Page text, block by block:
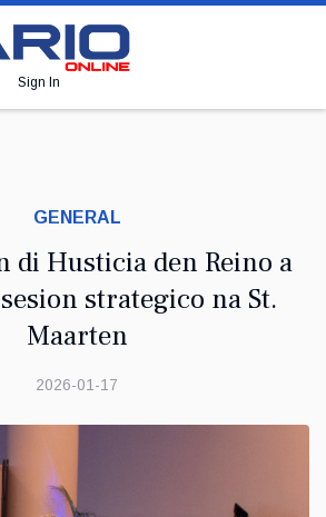
Sign In
GENERAL
di Husticia den Reino a
strategico na St.
Maarten
2026-01-17